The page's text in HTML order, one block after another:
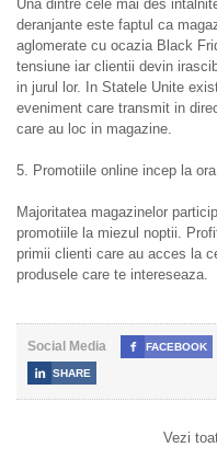
Una dintre cele mai des
deranjante este faptul ca
aglomerate cu ocazia Black
tensiune iar clientii devin
in jurul lor. In Statele Unite
eveniment care transmit in
care au loc in magazine.
5. Promotiile online incep la
Majoritatea magazinelor
promotiile la miezul noptii.
primii clienti care au acces la
produsele care te intereseaza.
Social Media  FACEBOOK
 SHARE
Vezi